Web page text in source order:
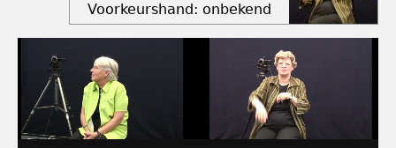
Voorkeurshand: onbekend